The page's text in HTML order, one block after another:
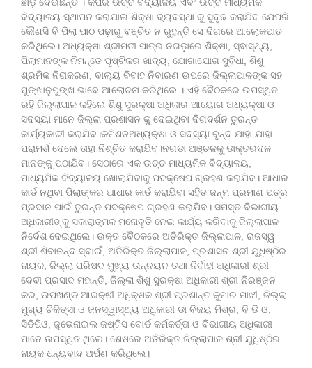
ବିଦ୍ୟାଳୟ ସ୍ଥାପନ କରାଯାଇ ଶିକ୍ଷା ବ୍ୟବସ୍ଥା କୁ ସୁଦୃଢ କରାଯିବ ଯେପରି
କୌଣସି ବି ପିଲା ପାଠ ପଢ଼ାରୁ ବଞ୍ଚିତ ନ ରୁହନ୍ତି ସେ ଦିଗରେ ଆଲୋକପାତ
କରିଥିଲେ। ଅଧ୍ୟକ୍ଷା ଶ୍ରୀମତୀ ପାତ୍ର ନଗଡ଼ାରେ ଶିକ୍ଷା, ସ୍ଵାସ୍ଥ୍ୟ,
ପିଲାମାନଙ୍କ ନିମନ୍ତେ ପୃଷ୍ଟିକର ଖାଦ୍ୟ, ଯୋଗାଯୋଗ ସୁବିଧା, ଶିଶୁ
ଶ୍ରମିକ ନିରାକରଣ, ବାଲ୍ୟ ବିବାହ ନିବାରଣ ଉପରେ ଜିଲ୍ଲାପାଳଙ୍କ ସହ
ପୁଙ୍ଖାନୁପୁଙ୍ଖ ଭାବେ ଆଲୋଚନା କରିଥିଲେ । ଏହି ବୈଠକରେ ଉପସ୍ଥିତ
ରହି ଜିଲ୍ଲାପାଳ କହିଲେ ଶିଶୁ ସୁରକ୍ଷା ଅଧିକାର ଆୟୋଗ ଅଧ୍ୟକ୍ଷା ଓ
ସଦସ୍ୟା ମାନେ ଜିଲ୍ଲା ପ୍ରଶାସନ କୁ ଦେଇଥିବା ଦିଗଦର୍ଶନ ତୁରନ୍ତ
କାର୍ଯ୍ୟକାରୀ କରାଯିବ।କମିଶନଅଧ୍ୟକ୍ଷା ଓ ସଦସ୍ୟା ବୃନ୍ଦ ଯାହା ଯାହା
ପରାମର୍ଶ ଦେଲେ ତାହା ନିଶ୍ଚିତ କରାଯିବ।ନଗଡା ଅଞ୍ଚଳକୁ ଡାକ୍ତରଦଳ
ମାନଙ୍କୁ ପଠାଯିବ। ସେଠାରେ ଏକ ଉଚ୍ଚ ମାଧ୍ୟମିକ ବିଦ୍ୟାଳୟ,
ମାଧ୍ୟମିକ ବିଦ୍ୟାଳୟ ଖୋଲାଯିବାକୁ ପଦକ୍ଷେପ ଗ୍ରହଣ କରାଯିବ। ଆଧାର
କାର୍ଡ ନଥିବା ପିଲାଙ୍କର ଆଧାର କାର୍ଡ କରାଯିବା ସହିତ ଜନ୍ମ ପ୍ରମାଣ ପତ୍ର
ପ୍ରଦାନ ପାଇଁ ତୁରନ୍ତ ପଦକ୍ଷେପ ଗ୍ରହଣ କରାଯିବ। ସମସ୍ତ ବିଭାଗୀୟ
ଅଧିକାରୀଙ୍କୁ ସକାରାତ୍ମକ ମନୋବୃତି ନେଇ କାର୍ଯ୍ୟ କରିବାକୁ ଜିଲ୍ଲାପାଳ
ନିର୍ଦେଶ ଦେଇଥିଲେ। ଉକ୍ତ ବୈଠକରେ ଅତିରିକ୍ତ ଜିଲ୍ଲାପାଳ, ରାଜସ୍ୱ
ଶ୍ରୀ ଶିବାନନ୍ଦ ସ୍ବାଇଁ, ଅତିରିକ୍ତ ଜିଲ୍ଲାପାଳ, ପ୍ରଶାସନ ଶ୍ରୀ ଯୁଧିଷ୍ଠିର
ନାୟକ, ଜିଲ୍ଲା ପରିଷଦ ମୁଖ୍ୟ ଉନ୍ନୟନ ତଥା ନିର୍ବାହୀ ଅଧିକାରୀ ଶ୍ରୀ
ଦେବୀ ପ୍ରସାଦ ମହାନ୍ତି, ଜିଲ୍ଲା ଶିଶୁ ସୁରକ୍ଷା ଅଧିକାରୀ ଶ୍ରୀ ନିରଞ୍ଜନ
କର, ଉପଖଣ୍ଡ ଆରକ୍ଷୀ ଅଧିକ୍ଷକ ଶ୍ରୀ ପ୍ରଶାନ୍ତ କୁମାର ମାଝୀ, ଜିଲ୍ଲା
ମୁଖ୍ୟ ଚିକିତ୍ସା ଓ ଜନସ୍ୱାସ୍ଥ୍ୟ ଅଧିକାରୀ ଡା ବିଜୟ ମିଶ୍ର, ବି ଡି ଓ,
ସିଡିପିଓ, ଜୁଭେନାଇଲ ଜଷ୍ଟିସ ବୋର୍ଡ କର୍ମକର୍ତ୍ତା ଓ ବିଭାଗୀୟ ଅଧିକାରୀ
ମାନେ ଉପସ୍ଥିତ ଥିଲେ। ଶେଷରେ ଅତିରିକ୍ତ ଜିଲ୍ଲାପାଳ ଶ୍ରୀ ଯୁଧିଷ୍ଠିର
ନାୟକ ଧନ୍ୟବାଦ ଅର୍ପଣ କରିଥିଲେ।